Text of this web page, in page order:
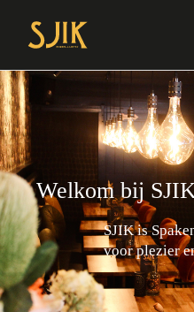
Welkom bij
SJIK is
voor plezier
Bekijk